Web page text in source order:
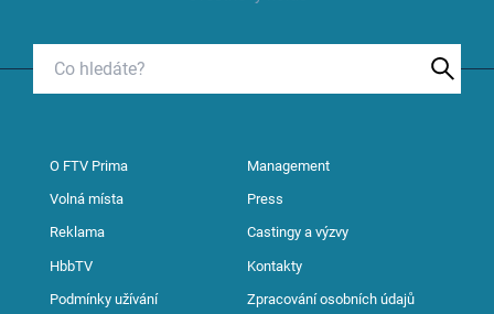
O FTV Prima Management
Volná místa Press
Reklama Castingy a výzvy
HbbTV Kontakty
Podmínky užívání Zpracování osobních údajů